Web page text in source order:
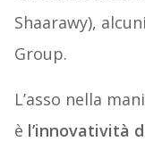
Shaarawy),
Group.
L’asso nella
è l’innovatività